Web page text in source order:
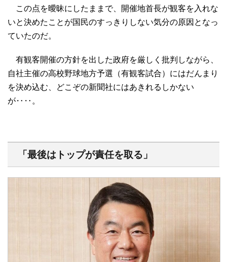
この点を曖昧にしたままで、開催地首長が観客を入れな
いと決めたことが国民のすっきりしない気分の原因となっ
ていたのだ。
有観客開催の方針を出した政府を厳しく批判しながら、
自社主催の高校野球地方予選（有観客試合）にはだんまり
を決め込む、どこぞの新聞社にはあきれるしかない
が‥‥。
「最後はトップが責任を取る」